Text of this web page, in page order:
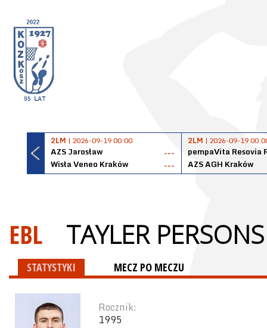
2LM | 2026-09-19 00:00
AZS Jarosław
---
Wisła Veneo Kraków
---
2LM | 2026-09-19
pempaVita Resovia
AZS AGH Kraków
EBL TAYLER PERSONS
STATYSTYKI MECZ PO MECZU
Rocznik:
1995